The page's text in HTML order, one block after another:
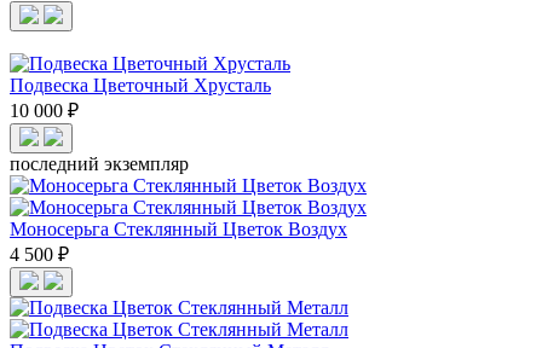
Подвеска Цветочный Хрусталь
10 000 ₽
последний экземпляр
Моносерьга Стеклянный Цветок Воздух
4 500 ₽